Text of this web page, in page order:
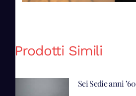
Prodotti Simili
Sei Sedie anni ’60